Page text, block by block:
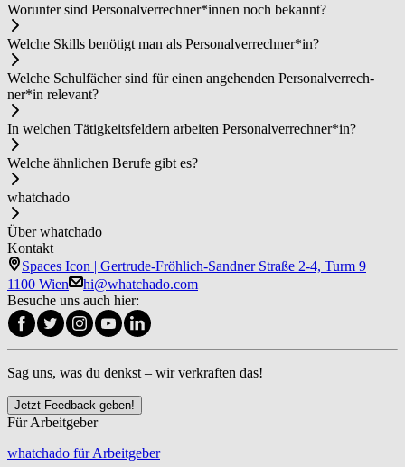
Worunter sind Per­so­nal­ver­rech­ner*in­nen noch bekannt?
Welche Skills benötigt man als Per­so­nal­ver­rech­ner*in?
Welche Schulfächer sind für einen angehenden Per­so­nal­ver­rech­
ner*in relevant?
In welchen Tätigkeitsfeldern arbeiten Per­so­nal­ver­rech­ner*in?
Welche ähnlichen Berufe gibt es?
whatchado
Über whatchado
Kontakt
Spaces Icon | Gertrude-Fröhlich-Sandner Straße 2-4, Turm 9
1100 Wien
hi@whatchado.com
Besuche uns auch hier:
Sag uns, was du denkst – wir verkraften das!
Jetzt Feedback geben!
Für Arbeitgeber
whatchado für Arbeitgeber